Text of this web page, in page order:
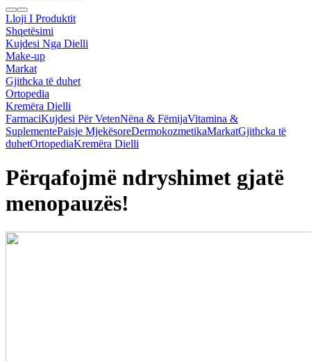
Lloji I Produktit
Shqetësimi
Kujdesi Nga Dielli
Make-up
Markat
Gjithcka të duhet
Ortopedia
Kremëra Dielli
FarmaciKujdesi Për VetenNëna & FëmijaVitamina &
SuplementePaisje MjekësoreDermokozmetikaMarkatGjithcka të
duhetOrtopediaKremëra Dielli
Përqafojmë ndryshimet gjatë
menopauzës!